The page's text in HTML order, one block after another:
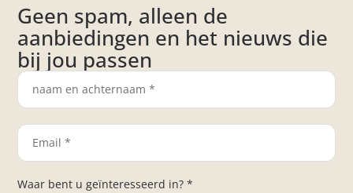
Geen spam, alleen de
aanbiedingen en het nieuws die
bij jou passen
Waar bent u geïnteresseerd in? *